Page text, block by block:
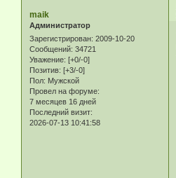
maik
Администратор
Зарегистрирован: 2009-10-20
Сообщений: 34721
Уважение: [+0/-0]
Позитив: [+3/-0]
Пол: Мужской
Провел на форуме:
7 месяцев 16 дней
Последний визит:
2026-07-13 10:41:58